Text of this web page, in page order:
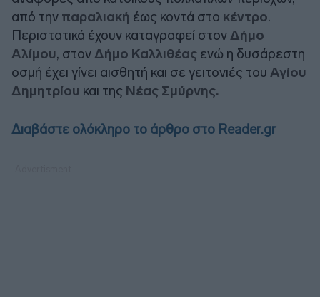
από την παραλιακή έως κοντά στο κέντρο.
Περιστατικά έχουν καταγραφεί στονΔήμο
Αλίμου, στονΔήμο Καλλιθέας ενώ η δυσάρεστη
οσμή έχει γίνει αισθητή και σε γειτονιές του Αγίου
Δημητρίου και της Νέας Σμύρνης.
Διαβάστε ολόκληρο το άρθρο στο Reader.gr